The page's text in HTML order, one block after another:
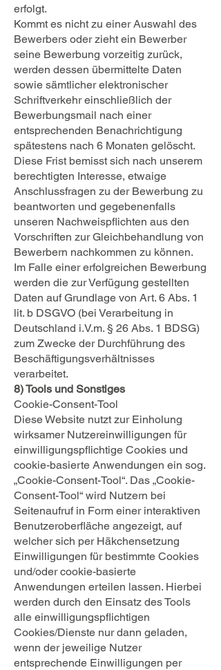
erfolgt.
Kommt es nicht zu einer Auswahl des
Bewerbers oder zieht ein Bewerber
seine Bewerbung vorzeitig zurück,
werden dessen übermittelte Daten
sowie sämtlicher elektronischer
Schriftverkehr einschließlich der
Bewerbungsmail nach einer
entsprechenden Benachrichtigung
spätestens nach 6 Monaten gelöscht.
Diese Frist bemisst sich nach unserem
berechtigten Interesse, etwaige
Anschlussfragen zu der Bewerbung zu
beantworten und gegebenenfalls
unseren Nachweispflichten aus den
Vorschriften zur Gleichbehandlung von
Bewerbern nachkommen zu können.
Im Falle einer erfolgreichen Bewerbung
werden die zur Verfügung gestellten
Daten auf Grundlage von Art. 6 Abs. 1
lit. b DSGVO (bei Verarbeitung in
Deutschland i.V.m. § 26 Abs. 1 BDSG)
zum Zwecke der Durchführung des
Beschäftigungsverhältnisses
verarbeitet.
8) Tools und Sonstiges
Cookie-Consent-Tool
Diese Website nutzt zur Einholung
wirksamer Nutzereinwilligungen für
einwilligungspflichtige Cookies und
cookie-basierte Anwendungen ein sog.
„Cookie-Consent-Tool“. Das „Cookie-
Consent-Tool“ wird Nutzern bei
Seitenaufruf in Form einer interaktiven
Benutzeroberfläche angezeigt, auf
welcher sich per Häkchensetzung
Einwilligungen für bestimmte Cookies
und/oder cookie-basierte
Anwendungen erteilen lassen. Hierbei
werden durch den Einsatz des Tools
alle einwilligungspflichtigen
Cookies/Dienste nur dann geladen,
wenn der jeweilige Nutzer
entsprechende Einwilligungen per